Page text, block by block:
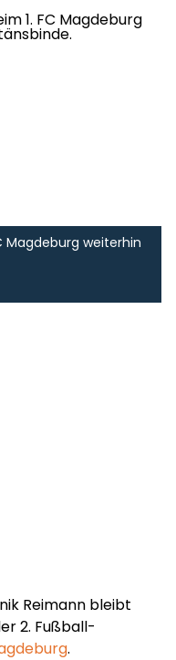
Magdeburg weiterhin
Reimann bleibt
2. Fußball-
.